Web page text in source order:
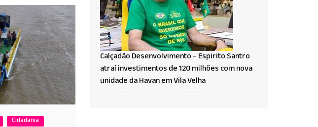
Cidadania
Calçadão Desenvolvimento – Espirito Santro
atraí investimentos de 120 milhões com nova
unidade da Havan em Vila Velha